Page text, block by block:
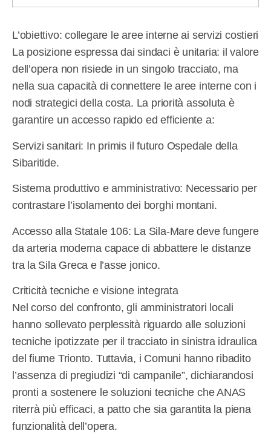
L’obiettivo: collegare le aree interne ai servizi costieri
La posizione espressa dai sindaci è unitaria: il valore
dell’opera non risiede in un singolo tracciato, ma
nella sua capacità di connettere le aree interne con i
nodi strategici della costa. La priorità assoluta è
garantire un accesso rapido ed efficiente a:
Servizi sanitari: In primis il futuro Ospedale della
Sibaritide.
Sistema produttivo e amministrativo: Necessario per
contrastare l’isolamento dei borghi montani.
Accesso alla Statale 106: La Sila-Mare deve fungere
da arteria moderna capace di abbattere le distanze
tra la Sila Greca e l’asse jonico.
Criticità tecniche e visione integrata
Nel corso del confronto, gli amministratori locali
hanno sollevato perplessità riguardo alle soluzioni
tecniche ipotizzate per il tracciato in sinistra idraulica
del fiume Trionto. Tuttavia, i Comuni hanno ribadito
l’assenza di pregiudizi “di campanile”, dichiarandosi
pronti a sostenere le soluzioni tecniche che ANAS
riterrà più efficaci, a patto che sia garantita la piena
funzionalità dell’opera.